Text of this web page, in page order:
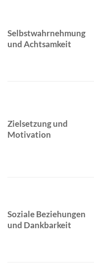
Selbstwahrnehmung
und Achtsamkeit
Zielsetzung und
Motivation
Soziale Beziehungen
und Dankbarkeit